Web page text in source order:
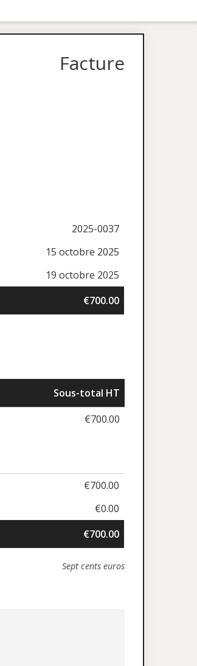
Facture
2025-0037
15 octobre 2025
19 octobre 2025
€700.00
Sous-total HT
€700.00
€700.00
€0.00
€700.00
Sept cents euros